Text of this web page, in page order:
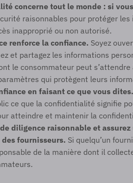
concerne tout le monde : si
raisonnables pour protéger
inapproprié ou non autorisé.
renforce la confiance. Soyez
et partagez les informations
le consommateur peut
qui protègent leurs
en faisant ce que vous dites.
ce que la confidentialité signifie
atteindre et maintenir la
diligence raisonnable et
fournisseurs. Si quelqu’un
de la manière dont il